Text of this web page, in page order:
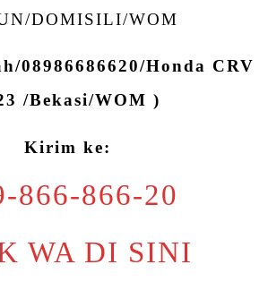
DOMISILI/WOM
08986686620/Honda CRV
/Bekasi/WOM )
Kirim ke:
866-866-20
WA DI SINI